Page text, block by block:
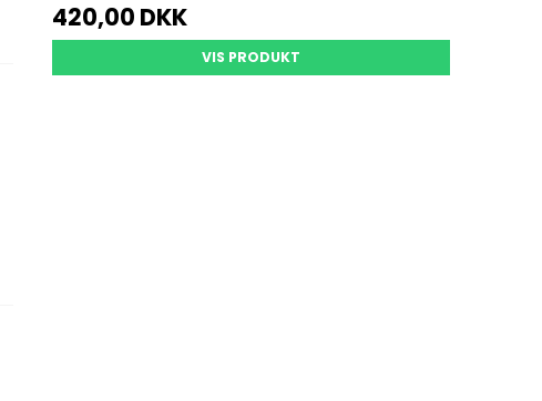
420,00 DKK
VIS PRODUKT